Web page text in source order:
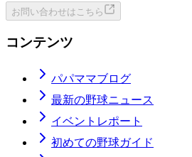
お問い合わせはこちら
コンテンツ
パパママブログ
最新の野球ニュース
イベントレポート
初めての野球ガイド